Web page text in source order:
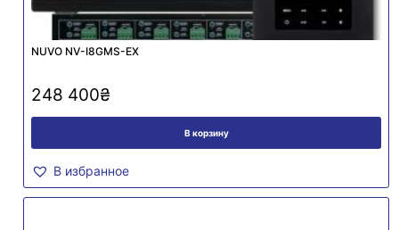
NUVO NV-I8GMS-EX
248 400₴
В корзину
В избранное